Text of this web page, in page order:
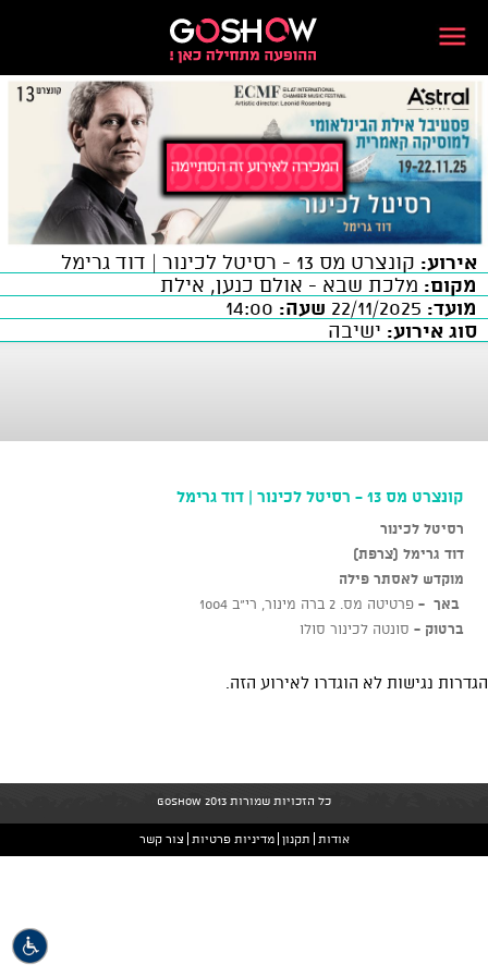
אירוע: קונצרט מס 13 - רסיטל לכינור | דוד גרימל
מקום: מלכת שבא - אולם כנען, אילת
מועד:
שעה:
סוג אירוע: ישיבה
קונצרט מס 13 - רסיטל לכינור | דוד גרימל
רסיטל לכינור
דוד גרימל (צרפת)
מוקדש לאסתר פילה
באך -פרטיטה מס. 2 ברה מינור, רי"ב 1004
ברטוק - סונטה לכינור סולו
הגדרות נגישות לא הוגדרו לאירוע הזה.
כל הזכויות שמורות GoShow 2013
אודות תקנון מדיניות פרטיות צור קשר